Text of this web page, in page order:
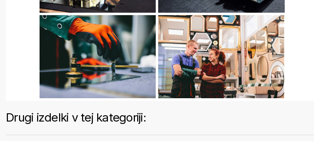
Drugi izdelki v tej kategoriji: